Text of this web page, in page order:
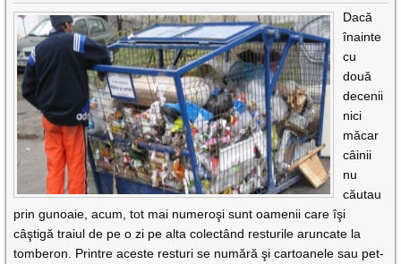
Dacă
înainte
cu
două
decenii
nici
măcar
câinii
nu
căutau
prin gunoaie, acum, tot mai numeroşi sunt oamenii care îşi
câştigă traiul de pe o zi pe alta colectând resturile aruncate la
tomberon. Printre aceste resturi se numără şi cartoanele sau pet-